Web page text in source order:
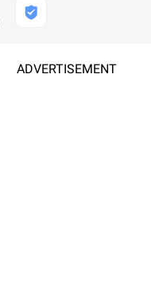
ADVERTISEMENT